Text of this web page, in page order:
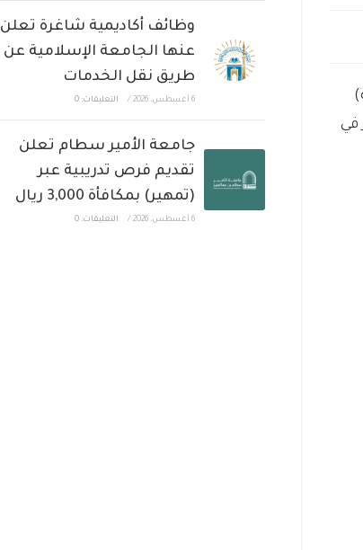
في
وظائف أكاديمية شاغرة تعلن
عنها الجامعة الإسلامية عن
طريق نقل الخدمات
6 أغسطس، 2026 / التعليقات: 0
جامعة الأمير سطام تعلن
تقديم فرص تدريبية عبر
(تمهير) بمكافأة 3,000 ريال
6 أغسطس، 2026 / التعليقات: 0